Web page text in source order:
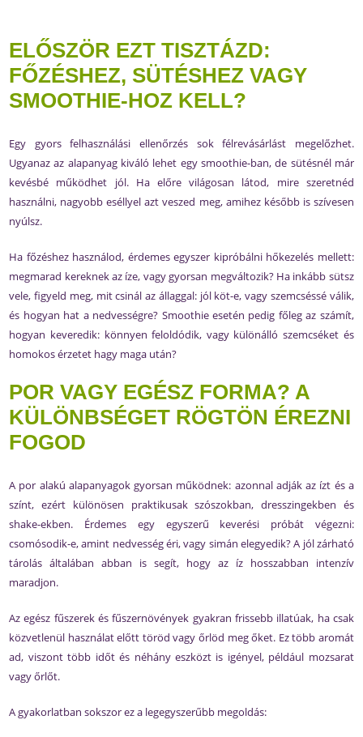
ELŐSZÖR EZT TISZTÁZD:
FŐZÉSHEZ, SÜTÉSHEZ VAGY
SMOOTHIE-HOZ KELL?
Egy gyors felhasználási ellenőrzés sok félrevásárlást megelőzhet.
Ugyanaz az alapanyag kiváló lehet egy smoothie-ban, de sütésnél már
kevésbé működhet jól. Ha előre világosan látod, mire szeretnéd
használni, nagyobb eséllyel azt veszed meg, amihez később is szívesen
nyúlsz.
Ha főzéshez használod, érdemes egyszer kipróbálni hőkezelés mellett:
megmarad kereknek az íze, vagy gyorsan megváltozik? Ha inkább sütsz
vele, figyeld meg, mit csinál az állaggal: jól köt-e, vagy szemcséssé válik,
és hogyan hat a nedvességre? Smoothie esetén pedig főleg az számít,
hogyan keveredik: könnyen feloldódik, vagy különálló szemcséket és
homokos érzetet hagy maga után?
POR VAGY EGÉSZ FORMA? A
KÜLÖNBSÉGET RÖGTÖN ÉREZNI
FOGOD
A por alakú alapanyagok gyorsan működnek: azonnal adják az ízt és a
színt, ezért különösen praktikusak szószokban, dresszingekben és
shake-ekben. Érdemes egy egyszerű keverési próbát végezni:
csomósodik-e, amint nedvesség éri, vagy simán elegyedik? A jól zárható
tárolás általában abban is segít, hogy az íz hosszabban intenzív
maradjon.
Az egész fűszerek és fűszernövények gyakran frissebb illatúak, ha csak
közvetlenül használat előtt töröd vagy őrlöd meg őket. Ez több aromát
ad, viszont több időt és néhány eszközt is igényel, például mozsarat
vagy őrlőt.
A gyakorlatban sokszor ez a legegyszerűbb megoldás: